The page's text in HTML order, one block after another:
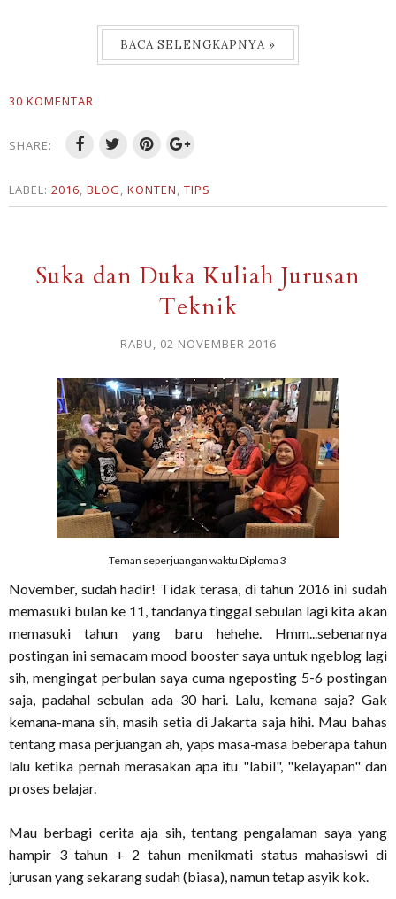
BACA SELENGKAPNYA »
30 KOMENTAR
SHARE:
LABEL: 2016, BLOG, KONTEN, TIPS
Suka dan Duka Kuliah Jurusan
Teknik
RABU, 02 NOVEMBER 2016
Teman seperjuangan waktu Diploma 3
November, sudah hadir! Tidak terasa, di tahun 2016 ini sudah
memasuki bulan ke 11, tandanya tinggal sebulan lagi kita akan
memasuki tahun yang baru hehehe. Hmm...sebenarnya
postingan ini semacam mood booster saya untuk ngeblog lagi
sih, mengingat perbulan saya cuma ngeposting 5-6 postingan
saja, padahal sebulan ada 30 hari. Lalu, kemana saja? Gak
kemana-mana sih, masih setia di Jakarta saja hihi. Mau bahas
tentang masa perjuangan ah, yaps masa-masa beberapa tahun
lalu ketika pernah merasakan apa itu "labil", "kelayapan" dan
proses belajar.
Mau berbagi cerita aja sih, tentang pengalaman saya yang
hampir 3 tahun + 2 tahun menikmati status mahasiswi di
jurusan yang sekarang sudah (biasa), namun tetap asyik kok.